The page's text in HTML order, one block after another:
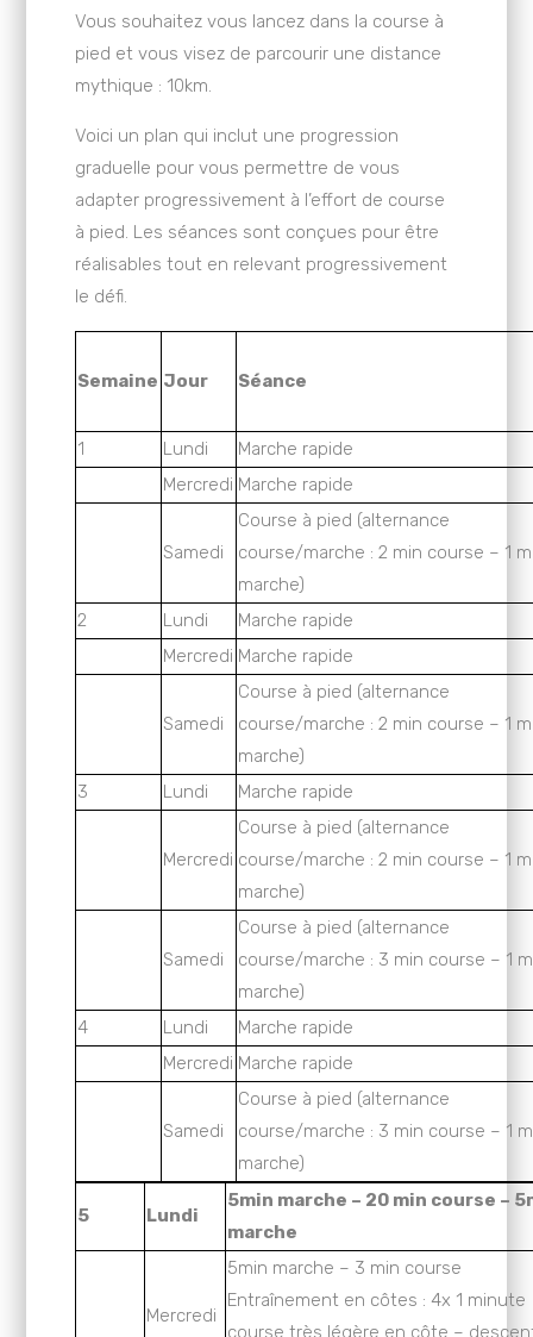
Vous souhaitez vous lancez dans la course à
pied et vous visez de parcourir une distance
mythique : 10km.
Voici un plan qui inclut une progression
graduelle pour vous permettre de vous
adapter progressivement à l’effort de course
à pied. Les séances sont conçues pour être
réalisables tout en relevant progressivement
le défi.
Semaine Jour Séance
1 Lundi
Marche rapide
Mercredi Marche rapide
Samedi
Course à pied (alternance
course/marche : 2 min course – 1
marche)
2
Lundi
Marche rapide
Mercredi Marche rapide
Samedi
Course à pied (alternance
course/marche : 2 min course – 1
marche)
3
Lundi Marche rapide
Mercredi
Course à pied (alternance
course/marche : 2 min course – 1
marche)
Samedi
Course à pied (alternance
course/marche : 3 min course – 1
marche)
4
Lundi
Marche rapide
Mercredi Marche rapide
Samedi
Course à pied (alternance
course/marche : 3 min course – 1
marche)
5 Lundi
5min marche – 20 min course –
marche
Mercredi
5min marche – 3 min course
Entraînement en côtes : 4x 1 minute
course très légère en côte –